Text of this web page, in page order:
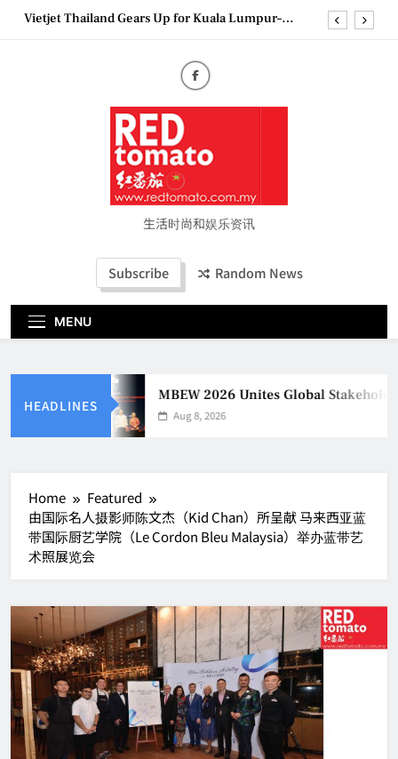
SkipVietjet Thailand Gears Up for Kuala Lumpur–
Couture Fashion Week Malaysia 2026– Press
MBEW 2026 Unites Global Stakeholders to Shape
the Future of Business Events
Vietjet Thailand Gears Up for Kuala Lumpur–
Bangkok Service Launch on9 October
Epson reinvents affordable printing with next-
generation EcoTank Series生活时尚和娱乐资讯
Subscribe Random News
MENU
HEADLINES
MBEW 2026 Unites Global
Aug 8, 2026
Home
Featured
由国际名人摄影师陈文杰（Kid Chan）所呈献 马来西亚蓝
带国际厨艺学院（Le Cordon Bleu Malaysia）举办蓝带艺
术照展览会